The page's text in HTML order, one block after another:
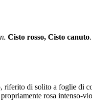
Cisto rosso, Cisto canuto
riferito di solito a foglie di
rosa intenso-